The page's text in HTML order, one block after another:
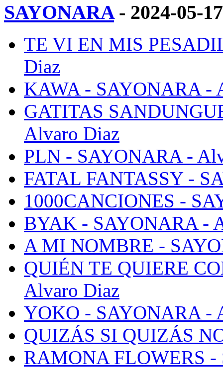
SAYONARA- 2024-05-
TE VI EN MIS
Diaz
KAWA - SAYONARA -
GATITAS
Alvaro Diaz
PLN - SAYONARA -
FATAL FANTASSY -
1000CANCIONES -
BYAK - SAYONARA -
A MI NOMBRE -
QUIÉN TE QUIERE
Alvaro Diaz
YOKO - SAYONARA -
QUIZÁS SI QUIZÁS
RAMONA FLOWERS